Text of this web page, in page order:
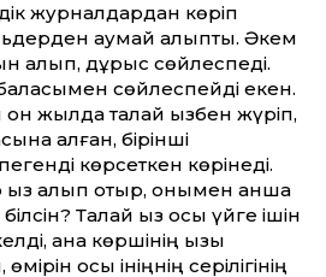
журналдардан көріп
аумай қалыпты. Әкем
алып, дұрыс сөйлеспеді.
сөйлеспейді екен.
жылда талай қызбен жүріп,
қалған, бірінші
көрсеткен көрінеді.
қыз алып отыр, онымен қанша
Талай қыз осы үйге ішін
ана көршінің қызы
осы ініңнің серілігінің